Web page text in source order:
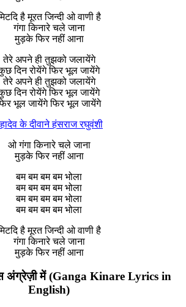
है मूरत जिन्दी ओ वाणी है
गंगा किनारे चले जाना
मुड़के फिर नहीं आना
तेरे अपने ही तुझको जलायेंगे
दिन रोयेंगे फिर भूल जायेंगे
तेरे अपने ही तुझको जलायेंगे
दिन रोयेंगे फिर भूल जायेंगे
भूल जायेंगे फिर भूल जायेंगे
के दीवाने हंसराज रघुवंशी
ओ गंगा किनारे चले जाना
मुड़के फिर नहीं आना
बम बम बम बम भोला
बम बम बम बम भोला
बम बम बम बम भोला
बम बम बम बम भोला
है मूरत जिन्दी ओ वाणी है
गंगा किनारे चले जाना
मुड़के फिर नहीं आना
अंग्रेज़ी में (Ganga Kinare Lyrics in
English)